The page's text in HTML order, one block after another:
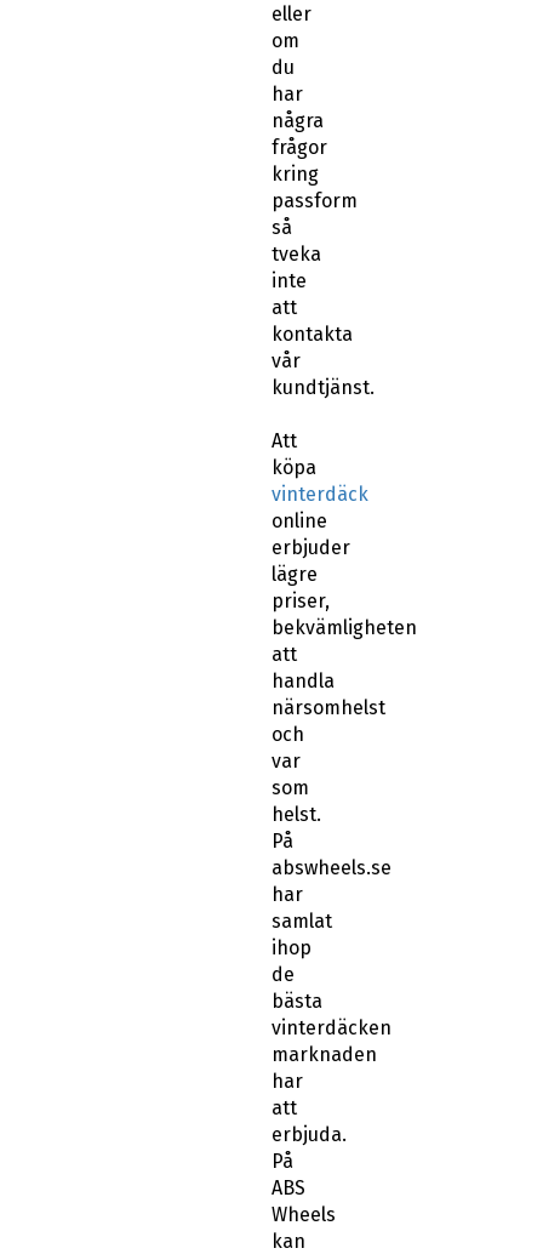
eller
om
du
har
några
frågor
kring
passform
så
tveka
inte
att
kontakta
vår
kundtjänst.
Att
köpa
vinterdäck
online
erbjuder
lägre
priser,
bekvämligheten
att
handla
närsomhelst
och
var
som
helst.
På
abswheels.se
har
samlat
ihop
de
bästa
vinterdäcken
marknaden
har
att
erbjuda.
På
ABS
Wheels
kan